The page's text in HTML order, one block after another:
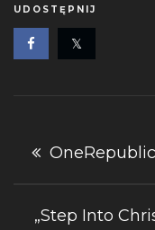
UDOSTĘPNIJ
„Step Into